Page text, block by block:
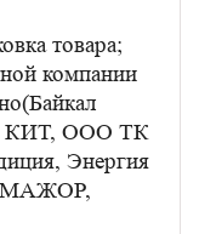
товара;
компании
КИТ, ООО ТК
Энергия
МАЖОР,